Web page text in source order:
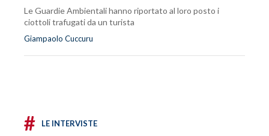
Le Guardie Ambientali hanno riportato al loro posto i
ciottoli trafugati da un turista
Giampaolo Cuccuru
# LE INTERVISTE